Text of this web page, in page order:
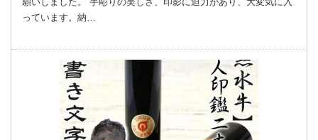
っています。納…